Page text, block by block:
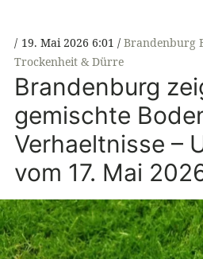
19. Mai 2026 6:01 Brandenburg
Trockenheit & Dürre
Brandenburg
gemischte
Verhaeltnisse –
vom 17. Mai